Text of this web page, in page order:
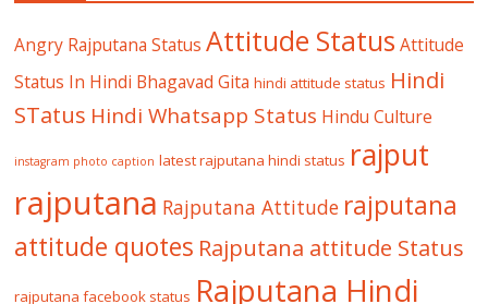
Angry Rajputana Status Attitude Status Attitude
Status In Hindi Bhagavad Gita hindi attitude status Hindi
STatus Hindi Whatsapp Status Hindu Culture
instagram photo caption latest rajputana hindi status rajput
rajputana Rajputana Attitude rajputana
attitude quotes Rajputana attitude Status
rajputana facebook status Rajputana Hindi